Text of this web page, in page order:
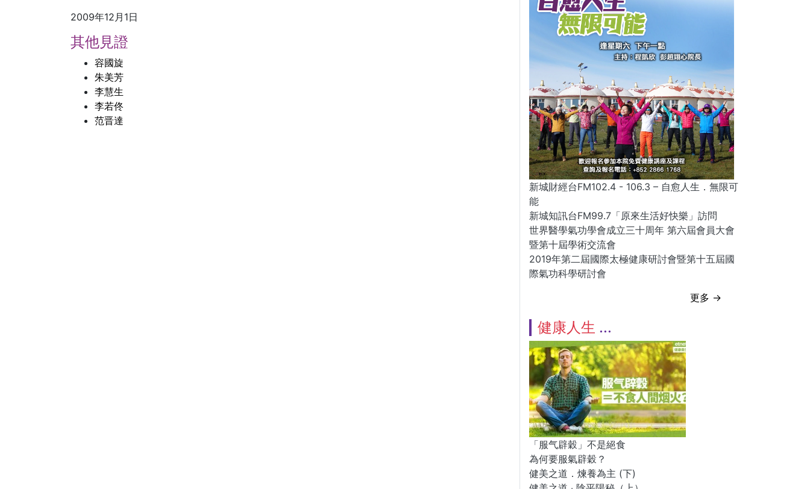
2009年12月1日
其他見證
容國旋
朱美芳
李慧生
李若佟
范晋達
新城財經台FM102.4 - 106.3 – 自愈人生．無限可
能
新城知訊台FM99.7「原來生活好快樂」訪問
世界醫學氣功學會成立三十周年 第六屆會員大會
暨第十屆學術交流會
2019年第二屆國際太極健康研討會暨第十五屆國
際氣功科學研討會
更多 →
健康人生
「服气辟穀」不是絕食
為何要服氣辟穀？
健美之道．煉養為主 (下)